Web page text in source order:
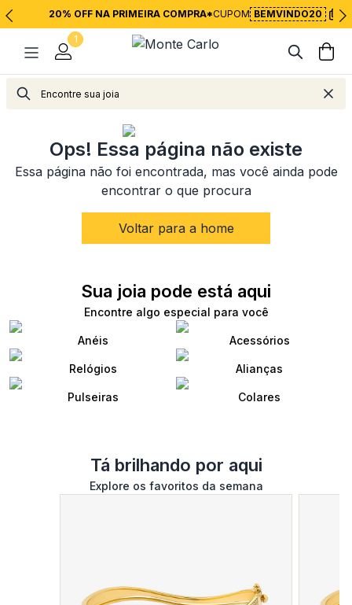
20% OFF NA PRIMEIRA COMPRA*CUPOM BEMVINDO20
1
<Voltar para página inicial
Ops! Essa página não existe
Essa página não foi encontrada, mas você ainda pode
encontrar o que procura
Voltar para a home
Sua joia pode está aqui
Encontre algo especial para você
Anéis Acessórios
Relógios Alianças
Pulseiras Colares
Tá brilhando por aqui
Explore os favoritos da semana